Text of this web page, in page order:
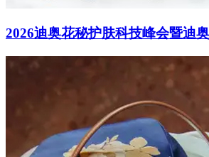
2026迪奥花秘护肤科技峰会暨迪